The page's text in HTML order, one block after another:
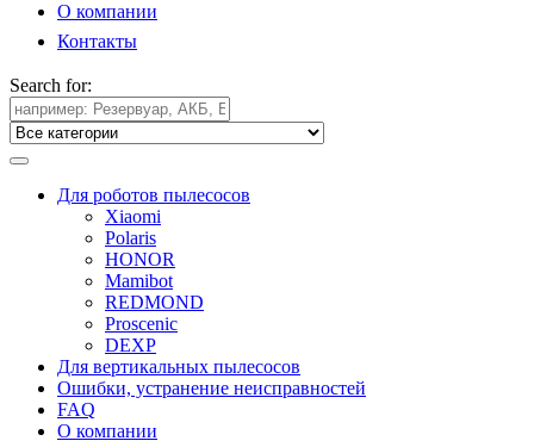
О компании
Контакты
Search for:
Для роботов пылесосов
Xiaomi
Polaris
HONOR
Mamibot
REDMOND
Proscenic
DEXP
Для вертикальных пылесосов
Ошибки, устранение неисправностей
FAQ
О компании